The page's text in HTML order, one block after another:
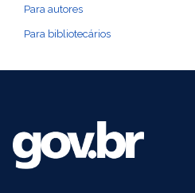
Para autores
Para bibliotecários